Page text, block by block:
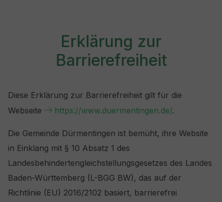
Erklärung zur
Barrierefreiheit
Diese Erklärung zur Barrierefreiheit gilt für die
Webseite
https://www.duermentingen.de/.
Die Gemeinde Dürmentingen ist bemüht, ihre Website
in Einklang mit § 10 Absatz 1 des
Landesbehindertengleichstellungsgesetzes des Landes
Baden-Württemberg (L-BGG BW), das auf der
Richtlinie (EU) 2016/2102 basiert, barrierefrei